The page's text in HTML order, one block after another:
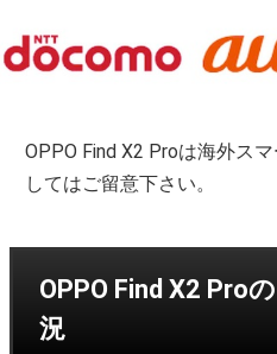
OPPO Find X2 Proは海外ス
してはご留意下さい。
OPPO Find X2 Pro
況